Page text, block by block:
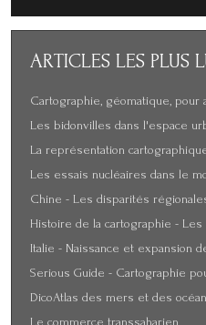
ARTICLES LES PLUS
Cartographie, géomatique, pour
Les bidonvilles dans l'espace
La représentation
Les essais nucléaires dans le
Chine - Les disparités
Histoire de la cartographie -
Italie - Naissance et expansion
Serious Guide - Cartographie
DicoAtlas des mers et des
Le commerce transsaharien